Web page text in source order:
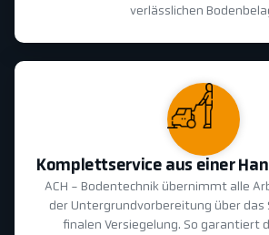
verlässlichen
Komplettservice aus einer
ACH - Bodentechnik übernimmt alle
der Untergrundvorbereitung über das
finalen Versiegelung. So garantiert